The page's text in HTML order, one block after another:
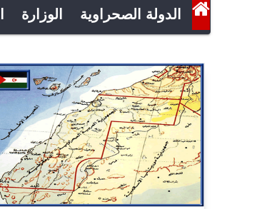
الدولة الصحراوية الوزارة